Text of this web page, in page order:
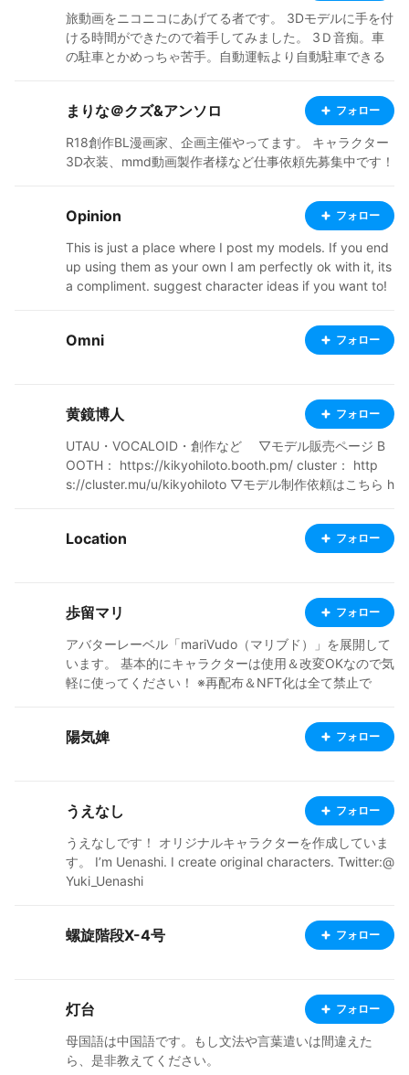
t Club, Kuroko’s Basketball, Demon Slayer, and Soul Ea
ter Favorite characters: Hange, Joker, and Erza Instagr
am: @vroidhostclub
旅動画をニコニコにあげてる者です。 3Dモデルに手を付
ける時間ができたので着手してみました。 3Ｄ音痴。車
の駐車とかめっちゃ苦手。自動運転より自動駐車できる
まりな＠クズ&アンソロ フォロー
R18創作BL漫画家、企画主催やってます。 キャラクター
3D衣装、mmd動画製作者様など仕事依頼先募集中です！
Opinion フォロー
This is just a place where I post my models. If you end
up using them as your own I am perfectly ok with it, its
a compliment. suggest character ideas if you want to!
characters are allowed for downloading, streaming, an
d social media 👻 ----------------------------------------
----------------------------- just noticed some of my link
s to the downloadable files displaying "this doesn't exi
st" as an error code.😭 i swear they did exist at some
point and idk how to get them back
Omni フォロー
黄鏡博人 フォロー
UTAU・VOCALOID・創作など ▽モデル販売ページ B
OOTH： https://kikyohiloto.booth.pm/ cluster： http
s://cluster.mu/u/kikyohiloto ▽モデル制作依頼はこちら h
どーる」 https://replicadoll.studio.site/ ▽各種ID Twitte
r：＠KikyoHiloto cluster：@kikyohiloto VRChat：Kikyo
▽アバターOKの無料配布モデルについて 動画などに使用
する際は「黄鏡博人」のクレジット表記必須ですが、clu
sterやVRChatのアバターとして使用する場合のクレジッ
ト表記は任意です。また、改変NGの場合もVRChatのア
バターとして使うための改変など、デザインが変わらな
ものを見つけた場合は無断転載として運営に報告しま
す。 有料販売モデルに関してはここではなく販売ページ
ラのファンアートモデルです。 ご利用の際はキャラクタ
ー本家の利用規約に従ってください。 ▽依頼実績モデル
について ご依頼者様専用に制作させていただいたモデル
です。 無断使用・無断転載等は絶対にやめてください。
Location フォロー
歩留マリ フォロー
アバターレーベル「mariVudo（マリブド）」を展開して
います。 基本的にキャラクターは使用＆改変OKなので気
軽に使ってください！ ※再配布＆NFT化は全て禁止で
陽気婢 フォロー
うえなし フォロー
うえなしです！ オリジナルキャラクターを作成していま
す。 I’m Uenashi. I create original characters. Twitter:@
Yuki_Uenashi
螺旋階段X-4号 フォロー
灯台 フォロー
母国語は中国語です。もし文法や言葉遣いは間違えた
ら、是非教えてください。